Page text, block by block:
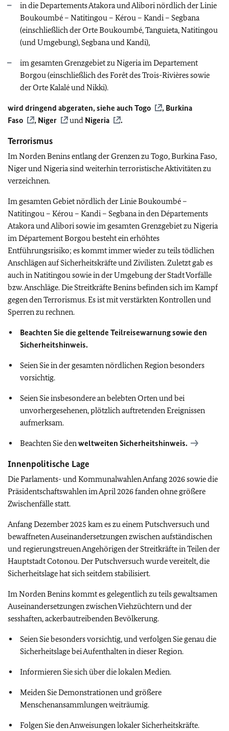
in die Departements Atakora und Alibori nördlich der Linie
Boukoumbé – Natitingou – Kérou – Kandi – Segbana
(einschließlich der Orte Boukoumbé, Tanguieta, Natitingou
(und Umgebung), Segbana und Kandi),
im gesamten Grenzgebiet zu Nigeria im Departement
Borgou (einschließlich des Forêt des Trois-Rivières sowie
der Orte Kalalé und Nikki).
wird dringend abgeraten,siehe auch Togo , Burkina
Faso
, Niger und Nigeria .
Terrorismus
Im Norden Benins entlang der Grenzen zu Togo, Burkina Faso,
Niger und Nigeria sind weiterhin terroristische Aktivitäten zu
verzeichnen.
Im gesamten Gebiet nördlich der Linie Boukoumbé –
Natitingou – Kérou – Kandi – Segbana in den Départements
Atakora und Alibori sowie im gesamten Grenzgebiet zu Nigeria
im Département Borgou besteht ein erhöhtes
Entführungsrisiko; es kommt immer wieder zu teils tödlichen
Anschlägen auf Sicherheitskräfte und Zivilisten. Zuletzt gab es
auch in Natitingou sowie in der Umgebung der Stadt Vorfälle
bzw. Anschläge. Die Streitkräfte Benins befinden sich im Kampf
gegen den Terrorismus. Es ist mit verstärkten Kontrollen und
Sperren zu rechnen.
Beachten Sie die geltende Teilreisewarnung sowie den
Sicherheitshinweis.
Seien Sie in der gesamten nördlichen Region besonders
vorsichtig.
Seien Sie insbesondere an belebten Orten und bei
unvorhergesehenen, plötzlich auftretenden Ereignissen
aufmerksam.
Beachten Sie denweltweiten Sicherheitshinweis.
Innenpolitische Lage
Die Parlaments- und Kommunalwahlen Anfang 2026 sowie die
Präsidentschaftswahlen im April 2026 fanden ohne größere
Zwischenfälle statt.
Anfang Dezember 2025 kam es zu einem Putschversuch und
bewaffneten Auseinandersetzungen zwischen aufständischen
und regierungstreuen Angehörigen der Streitkräfte in Teilen der
Hauptstadt Cotonou. Der Putschversuch wurde vereitelt, die
Sicherheitslage hat sich seitdem stabilisiert.
Im Norden Benins kommt es gelegentlich zu teils gewaltsamen
Auseinandersetzungen zwischen Viehzüchtern und der
sesshaften, ackerbautreibenden Bevölkerung.
Seien Sie besonders vorsichtig, und verfolgen Sie genau die
Sicherheitslage bei Aufenthalten in dieser Region.
Informieren Sie sich über die lokalen Medien.
Meiden Sie Demonstrationen und größere
Menschenansammlungen weiträumig.
Folgen Sie den Anweisungen lokaler Sicherheitskräfte.